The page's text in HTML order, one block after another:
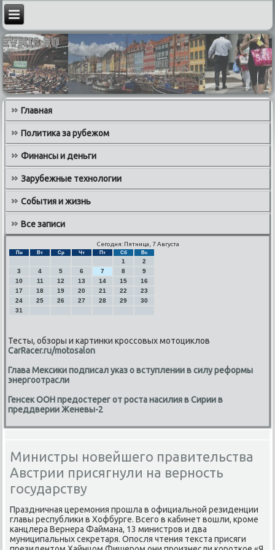
Главная
Политика за рубежом
Финансы и деньги
Зарубежные технологии
События и жизнь
Все записи
Сегодня: Пятница, 7 Августа
Пн Вт Ср Чт Пт Сб Вс
1
2
3
4 5 6 7 8
9
10
11 12 13 14 15
16
17
18 19 20 21 22
23
24
25 26 27 28 29
30
31
Тесты, обзоры и картинки кроссовых мотоциклов
CarRacer.ru/motosalon
Глава Мексики подписал указ о вступлении в силу реформы
энергоотрасли
Генсек ООН предостерег от роста насилия в Сирии в
преддверии Женевы-2
Министры новейшего правительства
Австрии присягнули на верность
государству
Праздничная церемония прошла в официальной резиденции
главы республики в Хофбурге. Всего в кабинет вошли, кроме
канцлера Вернера Файмана, 13 министров и два
муниципальных секретаря. Опосля чтения текста присяги